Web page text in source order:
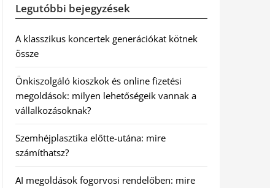
Legutóbbi bejegyzések
A klasszikus koncertek generációkat kötnek
össze
Önkiszolgáló kioszkok és online fizetési
megoldások: milyen lehetőségeik vannak a
vállalkozásoknak?
Szemhéjplasztika előtte-utána: mire
számíthatsz?
AI megoldások fogorvosi rendelőben: mire